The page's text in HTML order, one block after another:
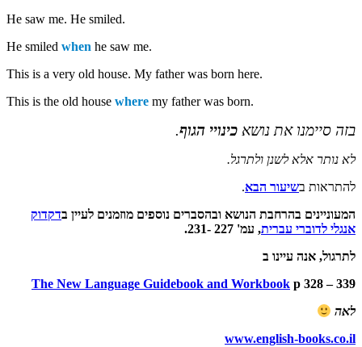
He saw me. He smiled.
He smiled when he saw me.
This is a very old house. My father was born here.
This is the old house where my father was born.
בזה סיימנו את נושא כינויי הגוף.
לא נותר אלא לשנן ולתרגל.
להתראות בשיעור הבא.
המעוניינים בהרחבת הנושא ובהסברים נוספים מוזמנים לעיין בדקדוק
אנגלי לדוברי עברית, עמ' 227 -231.
לתרגול, אנה עיינו ב
The New Language Guidebook and Workbook p 328 – 339
לאה
www.english-books.co.il